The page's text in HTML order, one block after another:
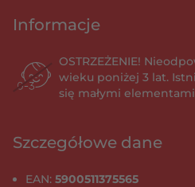
Informacje
OSTRZEŻENIE!
wieku poniżej 3 lat.
się małymi
Szczegółowe dane
EAN: 5900511375565